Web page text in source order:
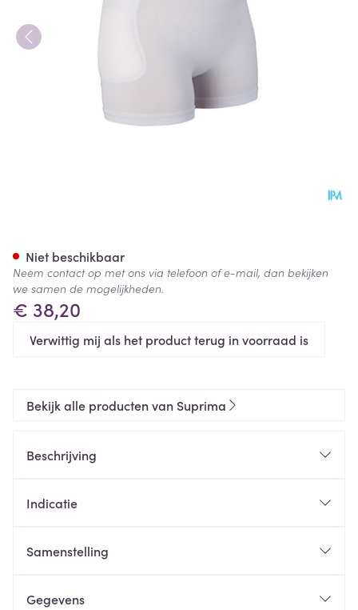
€ 38,20
Verwittig mij als het product terug in voorraad is
Niet beschikbaar
Neem contact op met ons via telefoon of e-mail, dan bekijken
we samen de mogelijkheden.
Bekijk alle producten van Suprima
Beschrijving
Indicatie
Samenstelling
Gegevens